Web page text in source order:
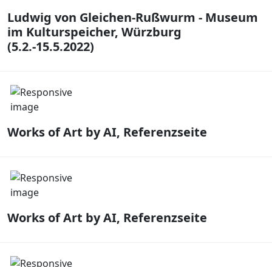
Ludwig von Gleichen-Rußwurm - Museum
im Kulturspeicher, Würzburg
(5.2.-15.5.2022)
Works of Art by AI, Referenzseite
Works of Art by AI, Referenzseite